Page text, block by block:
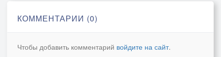
КОММЕНТАРИИ (0)
Чтобы добавить комментарий войдите на сайт.